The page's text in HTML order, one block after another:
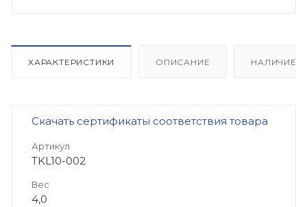
ХАРАКТЕРИСТИКИ ОПИСАНИЕ НАЛИЧИЕ
Скачать сертификаты соответствия товара
Артикул
TKL10-002
Вес
4,0